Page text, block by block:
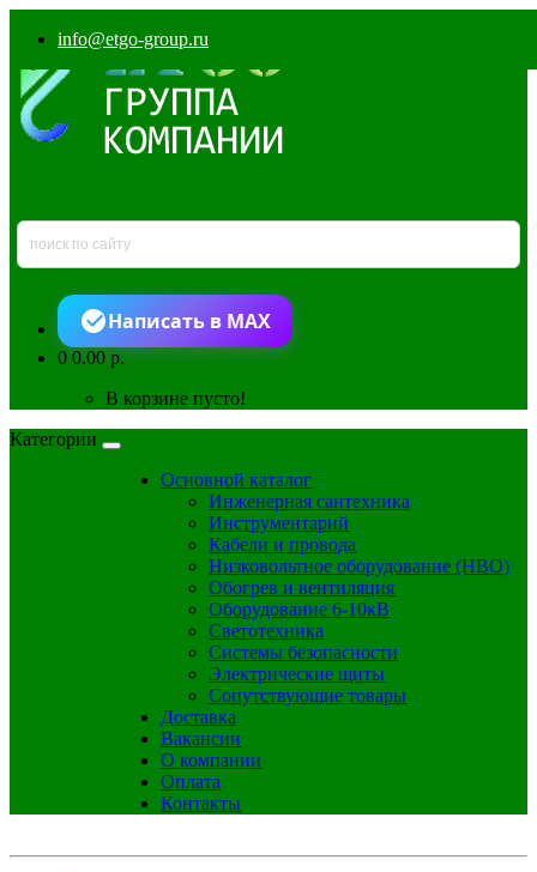
info@etgo-group.ru
Написать в MAX
00.00 р.
В корзине пусто!
Категории
Основной каталог
Инженерная сантехника
Инструментарий
Кабели и провода
Низковольтное оборудование (НВО)
Обогрев и вентиляция
Оборудование 6-10кВ
Светотехника
Системы безопасности
Электрические щиты
Сопутствующие товары
Доставка
Вакансии
О компании
Оплата
Контакты